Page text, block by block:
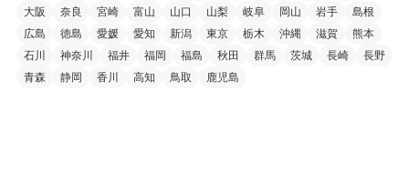
大阪
奈良 宮崎 富山 山口 山梨 岐阜 岡山 岩手
島根
広島
徳島 愛媛 愛知 新潟 東京 栃木 沖縄 滋賀
熊本
石川
神奈川 福井 福岡 福島 秋田 群馬 茨城 長崎
長野
青森
静岡 香川 高知 鳥取 鹿児島